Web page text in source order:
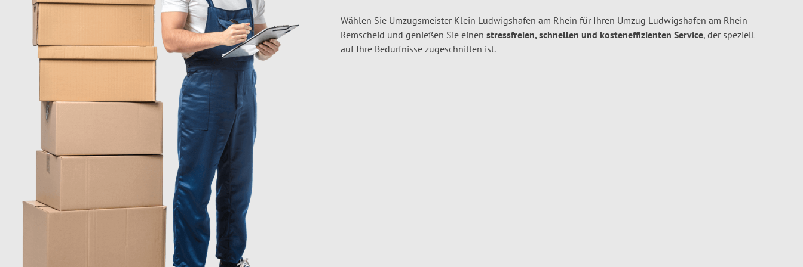
Wählen Sie Umzugsmeister Klein Ludwigshafen am Rhein für Ihren Umzug Ludwigshafen am Rhein
Remscheid und genießen Sie einen stressfreien, schnellen und kosteneffizienten Service, der speziell
auf Ihre Bedürfnisse zugeschnitten ist.